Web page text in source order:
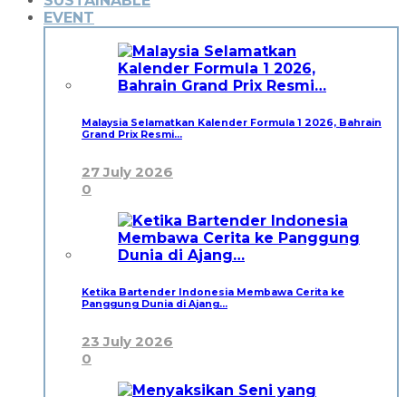
EVENT
Malaysia Selamatkan Kalender Formula 1 2026, Bahrain
Grand Prix Resmi…
27 July 2026
0
Ketika Bartender Indonesia Membawa Cerita ke
Panggung Dunia di Ajang…
23 July 2026
0